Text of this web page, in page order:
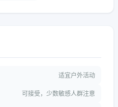
适宜户外活动
可接受，少数敏感人群注意